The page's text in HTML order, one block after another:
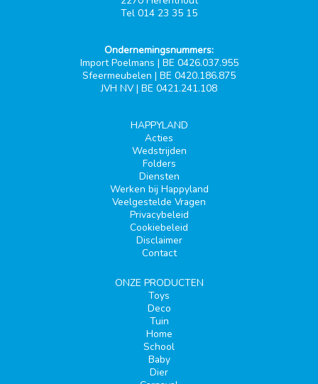
Tel 014 23 35 15
Ondernemingsnummers:
Import Poelmans | BE 0426.037.955
Sfeermeubelen | BE 0420.186.875
JVH NV | BE 0421.241.108
HAPPYLAND
Acties
Wedstrijden
Folders
Diensten
Werken bij Happyland
Veelgestelde Vragen
Privacybeleid
Cookiebeleid
Disclaimer
Contact
ONZE PRODUCTEN
Toys
Deco
Tuin
Home
School
Baby
Dier